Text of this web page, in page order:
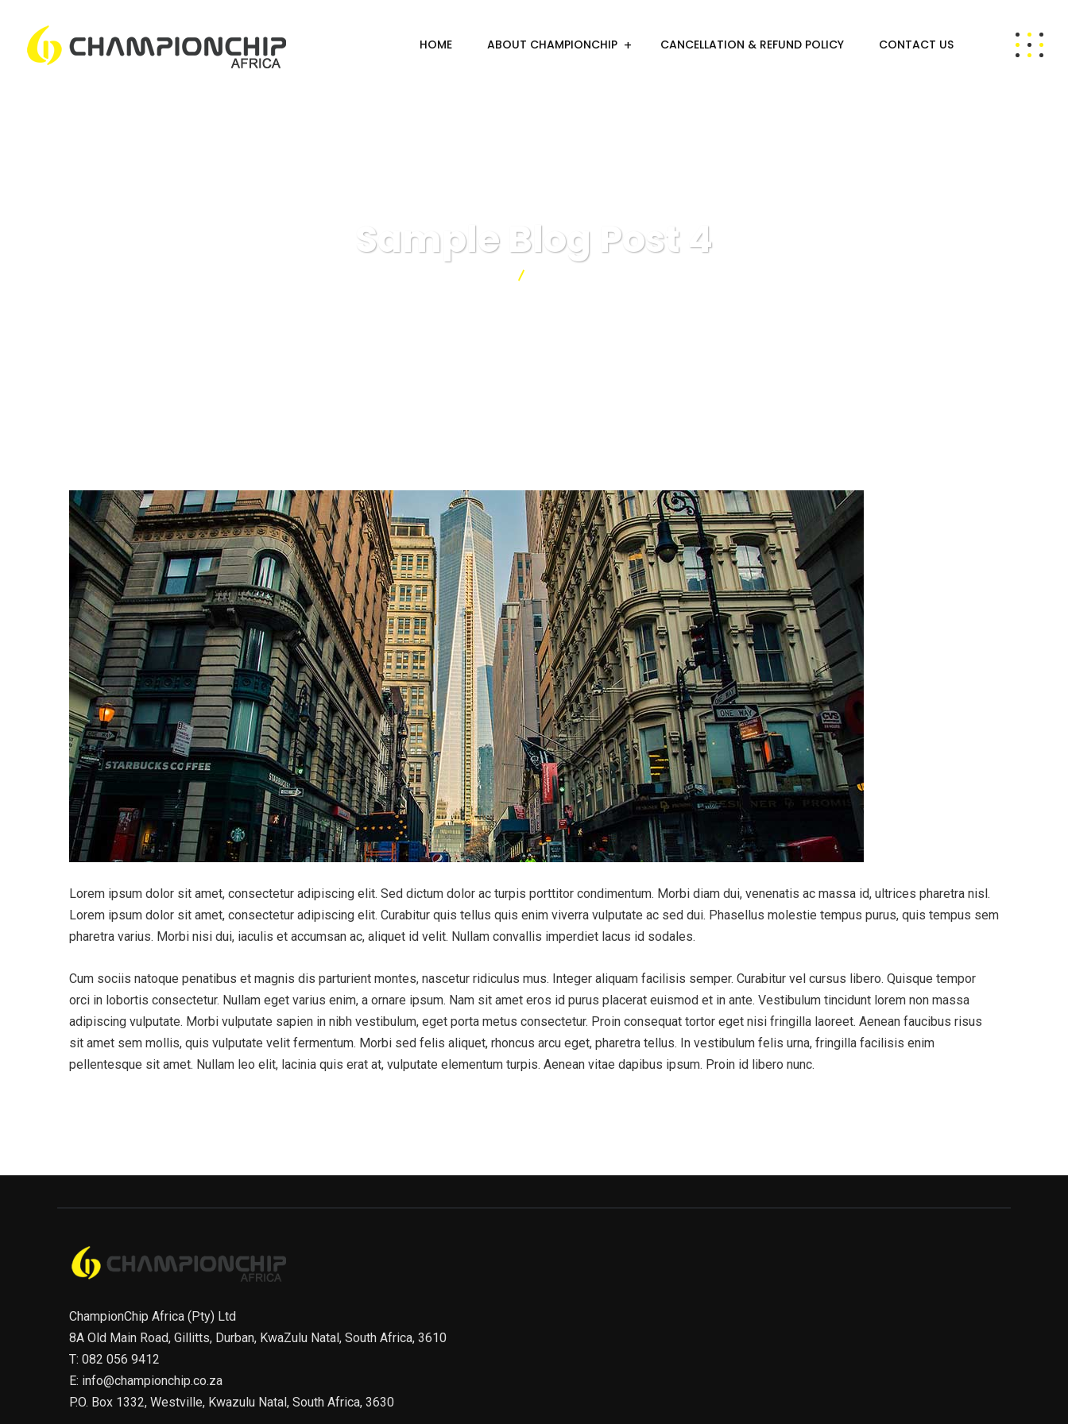
HOME ABOUT CHAMPIONCHIP CANCELLATION & REFUND POLICY CONTACT US
Sample Blog Post 4
Lorem ipsum dolor sit amet, consectetur adipiscing elit. Sed dictum dolor ac turpis porttitor condimentum. Morbi diam dui, venenatis ac massa id, ultrices pharetra nisl.
Lorem ipsum dolor sit amet, consectetur adipiscing elit. Curabitur quis tellus quis enim viverra vulputate ac sed dui. Phasellus molestie tempus purus, quis tempus sem
pharetra varius. Morbi nisi dui, iaculis et accumsan ac, aliquet id velit. Nullam convallis imperdiet lacus id sodales.
Cum sociis natoque penatibus et magnis dis parturient montes, nascetur ridiculus mus. Integer aliquam facilisis semper. Curabitur vel cursus libero. Quisque tempor
orci in lobortis consectetur. Nullam eget varius enim, a ornare ipsum. Nam sit amet eros id purus placerat euismod et in ante. Vestibulum tincidunt lorem non massa
adipiscing vulputate. Morbi vulputate sapien in nibh vestibulum, eget porta metus consectetur. Proin consequat tortor eget nisi fringilla laoreet. Aenean faucibus risus
sit amet sem mollis, quis vulputate velit fermentum. Morbi sed felis aliquet, rhoncus arcu eget, pharetra tellus. In vestibulum felis urna, fringilla facilisis enim
pellentesque sit amet. Nullam leo elit, lacinia quis erat at, vulputate elementum turpis. Aenean vitae dapibus ipsum. Proin id libero nunc.
ChampionChip Africa (Pty) Ltd
8A Old Main Road, Gillitts, Durban, KwaZulu Natal, South Africa, 3610
T: 082 056 9412
E: info@championchip.co.za
P.O. Box 1332, Westville, Kwazulu Natal, South Africa, 3630